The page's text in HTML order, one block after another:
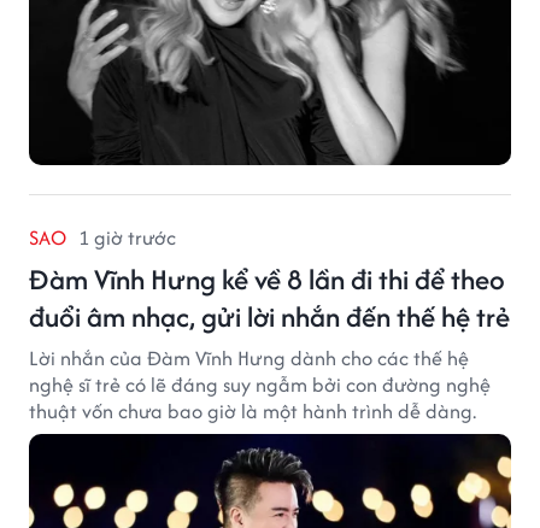
SAO 1 giờ trước
Đàm Vĩnh Hưng kể về 8 lần đi thi để theo
đuổi âm nhạc, gửi lời nhắn đến thế hệ trẻ
Lời nhắn của Đàm Vĩnh Hưng dành cho các thế hệ
nghệ sĩ trẻ có lẽ đáng suy ngẫm bởi con đường nghệ
thuật vốn chưa bao giờ là một hành trình dễ dàng.